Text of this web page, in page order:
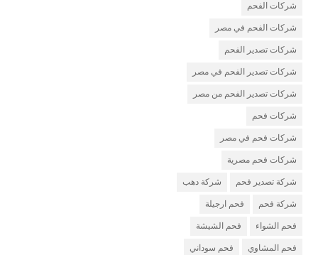
شركات الفحم
شركات الفحم في مصر
شركات تصدير الفحم
شركات تصدير الفحم في مصر
شركات تصدير الفحم من مصر
شركات فحم
شركات فحم في مصر
شركات فحم مصرية
شركة تصدير فحم شركة دهب
شركة فحم فحم ارجيلة
فحم الشواء فحم الشيشة
فحم المشاوي فحم سوداني